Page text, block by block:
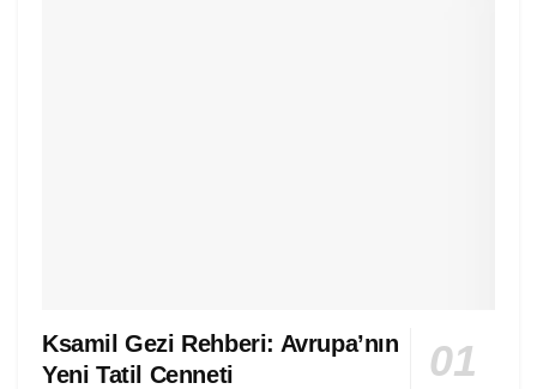
Ksamil Gezi Rehberi: Avrupa’nın
Yeni Tatil Cenneti